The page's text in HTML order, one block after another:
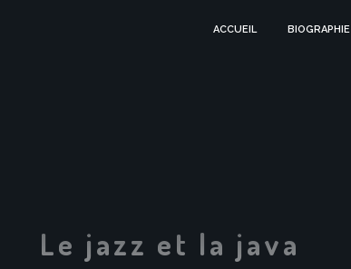
ACCUEIL BIOGRAPHIE
Le jazz et la java